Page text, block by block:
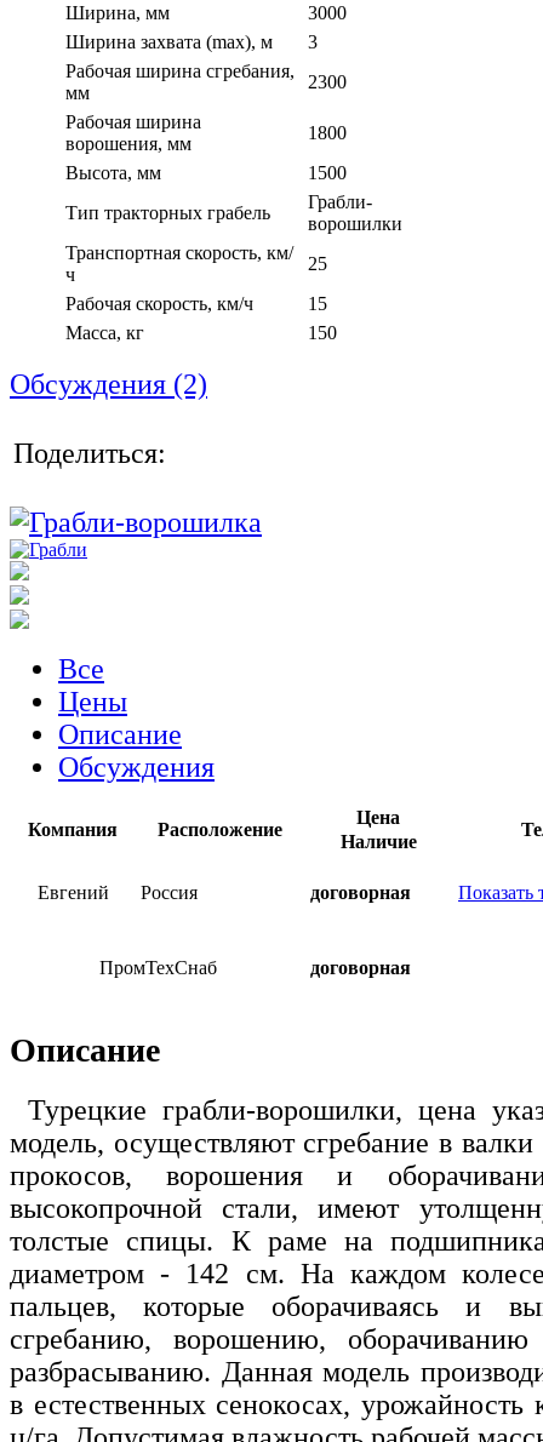
Ширина, мм
3000
Ширина захвата (max), м
3
Рабочая ширина сгребания,
мм
2300
Рабочая ширина
ворошения, мм
1800
Высота, мм
1500
Тип тракторных грабель
Грабли-
ворошилки
Транспортная скорость, км/
ч
25
Рабочая скорость, км/ч
15
Масса, кг
150
Обсуждения (2)
Поделиться:
Все
Цены
Описание
Обсуждения
Компания Расположение
Цена
Наличие
Евгений Россия договорная Показать
ПромТехСнаб договорная
Описание
Турецкие грабли-ворошилки, цена
модель, осуществляют сгребание в
прокосов, ворошения и
высокопрочной стали, имеют
толстые спицы. К раме на
диаметром - 142 см. На каждом
пальцев, которые оборачиваясь и
сгребанию, ворошению,
разбрасыванию. Данная модель
в естественных сенокосах, урожайность